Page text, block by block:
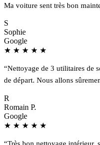
Ma voiture sent très bon
S
Sophie
Google
★ ★ ★ ★ ★
“Nettoyage de 3 utilitaires de
de départ. Nous allons
R
Romain P.
Google
★ ★ ★ ★ ★
“Très bon nettoyage intérieur,